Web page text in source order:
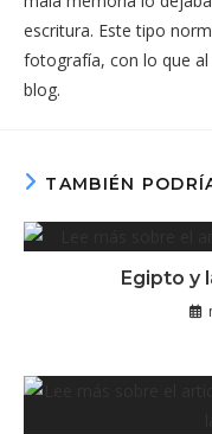
escritura. Este tipo
fotografía, con lo que
blog.
TAMBIÉN
Egipto y